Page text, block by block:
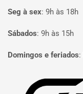
Seg à sex: 9h às 18h
Sábados: 9h às 15h
Domingos e feriados:
Página inicial